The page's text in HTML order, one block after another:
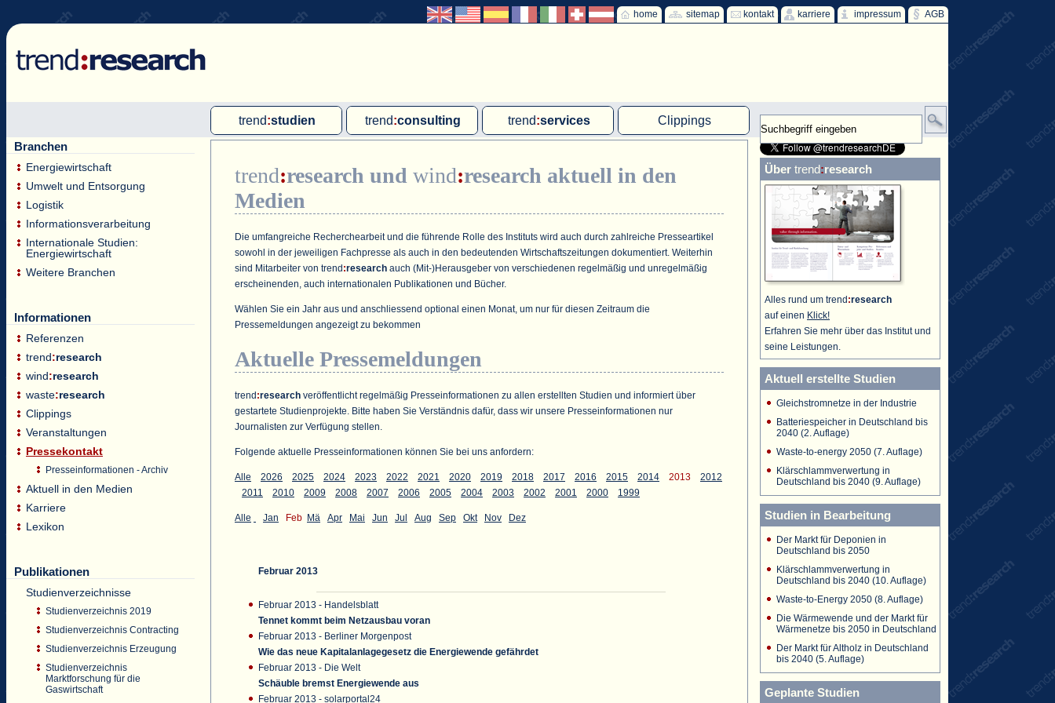
AGB
impressum
karriere
kontakt
sitemap
home
trend:studien
Single-Client-Studien
Internationale Markt Reports
trend:consulting
Due Diligence
trend:services
Gutachten
PAP-Clipping
Mitarbeiterbefragung
Marktforschungsmanagement
Clippings
MVA und MHKW
Branchen
Energiewirtschaft
Umwelt und Entsorgung
Logistik
Informationsverarbeitung
Internationale Studien:
Energiewirtschaft
Weitere Branchen
Informationen
Referenzen
trend:research
wind:research
waste:research
Clippings
Veranstaltungen
Pressekontakt
Presseinformationen - Archiv
Aktuell in den Medien
Karriere
Lexikon
Publikationen
Studienverzeichnisse
Studienverzeichnis 2019
Studienverzeichnis Contracting
Studienverzeichnis Erzeugung
Studienverzeichnis
Marktforschung für die
Gaswirtschaft
trend:research und wind:research aktuell in den
Medien
Die umfangreiche Recherchearbeit und die führende Rolle des Instituts wird auch durch zahlreiche Presseartikel
sowohl in der jeweiligen Fachpresse als auch in den bedeutenden Wirtschaftszeitungen dokumentiert. Weiterhin
sind Mitarbeiter von trend:research auch (Mit-)Herausgeber von verschiedenen regelmäßig und unregelmäßig
erscheinenden, auch internationalen Publikationen und Bücher.
Wählen Sie ein Jahr aus und anschliessend optional einen Monat, um nur für diesen Zeitraum die
Pressemeldungen angezeigt zu bekommen
Aktuelle Pressemeldungen
trend :research veröffentlicht regelmäßig Presseinformationen zu allen erstellten Studien und informiert über
gestartete Studienprojekte. Bitte haben Sie Verständnis dafür, dass wir unsere Presseinformationen nur
Journalisten zur Verfügung stellen.
Folgende aktuelle Presseinformationen können Sie bei uns anfordern:
Alle 2026 2025 2024 2023 2022 2021 2020 2019 2018 2017 2016 2015 2014 2013
2012
2011
2010 2009 2008 2007 2006 2005 2004 2003 2002 2001 2000 1999
Alle Jan Feb Mä Apr Mai Jun Jul Aug Sep Okt Nov Dez
Februar 2013
Februar 2013 - Handelsblatt
Tennet kommt beim Netzausbau voran
Februar 2013 - Berliner Morgenpost
Wie das neue Kapitalanlagegesetz die Energiewende gefährdet
Februar 2013 - Die Welt
Schäuble bremst Energiewende aus
Februar 2013 - solarportal24
Über trend:research
Alles rund um trend :research
auf einen Klick!
Erfahren Sie mehr über das Institut und
seine Leistungen.
Aktuell erstellte Studien
Gleichstromnetze in der Industrie
Batteriespeicher in Deutschland bis
2040 (2. Auflage)
Waste-to-energy 2050 (7. Auflage)
Klärschlammverwertung in
Deutschland bis 2040 (9. Auflage)
Studien in Bearbeitung
Der Markt für Deponien in
Deutschland bis 2050
Klärschlammverwertung in
Deutschland bis 2040 (10. Auflage)
Waste-to-Energy 2050 (8. Auflage)
Die Wärmewende und der Markt für
Wärmenetze bis 2050 in Deutschland
Der Markt für Altholz in Deutschland
bis 2040 (5. Auflage)
Geplante Studien